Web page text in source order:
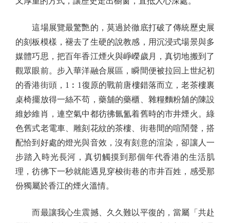
這場展覽最驚艷的，莫過於徹底打破了傳統歷史展
的刻板模樣，褪去了生硬的說教感，用沉浸式場景與多
媒體巧思，把百年香江煙火與崢嶸歲月，真切地搬到了
觀眾眼前。步入華洋融合展區，瞬間便被拉回上世紀初
的香港街頭，1︰1復原的戰前唐樓錯落而立，老茶樓裏
桌椅擺放得一絲不苟，藥舖的藥櫃、雜糧麵粉舖的陳設
維妙維肖，連空氣中都彷彿氤氳着舊時的市井煙火。綠
色舊式老電車、雕刻花紋的茶樓、街巷間的喧鬧聲，搭
配恰到好處的燈光與音效，沒有刻意的渲染，卻讓人一
步踏入時光長河，真切觸摸到那個年代香港的生活肌
理，彷彿下一秒就能遇見穿梭街巷的市井百姓，感受那
份獨屬於香江的煙火溫情。
而最讓我心生震撼、久久難以平復的，當屬「共赴